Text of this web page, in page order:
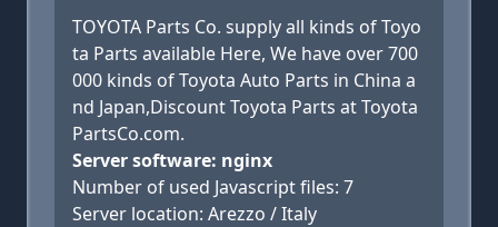
TOYOTA Parts Co. supply all kinds of Toyo
ta Parts available Here, We have over 700
000 kinds of Toyota Auto Parts in China a
nd Japan,Discount Toyota Parts at Toyota
PartsCo.com.
Server software: nginx
Number of used Javascript files: 7
Server location: Arezzo / Italy